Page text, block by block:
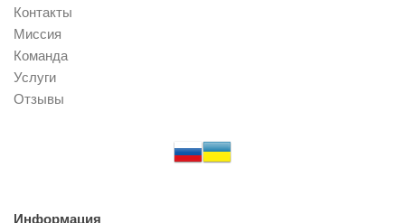
Контакты
Миссия
Команда
Услуги
Отзывы
Информация